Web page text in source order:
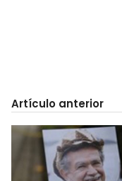
Artículo anterior